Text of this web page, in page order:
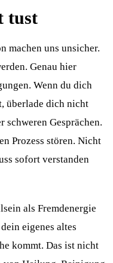
tust
machen uns unsicher.
Genau hier
Wenn du dich
überlade dich nicht
schweren Gesprächen.
Prozess stören. Nicht
sofort verstanden
als Fremdenergie
eigenes altes
kommt. Das ist nicht